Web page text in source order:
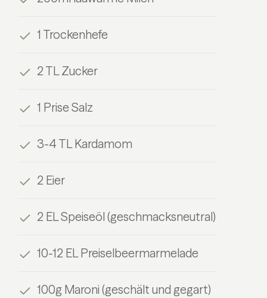
1 Trockenhefe
2 TL Zucker
1 Prise Salz
3-4 TL Kardamom
2 Eier
2 EL Speiseöl (geschmacksneutral)
10-12 EL Preiselbeermarmelade
100g Maroni (geschält und gegart)